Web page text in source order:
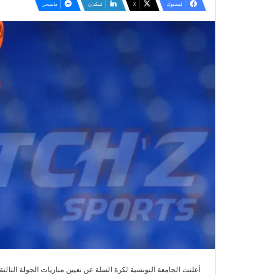
فيسبوك ‫X لينكدإن ماسنجر
أعلنت الجامعة التونسية لكرة السلة عن تعيين مباريات الجولة